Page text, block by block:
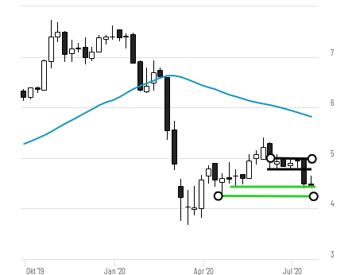
Okt '19 Jan '20 Apr '20 Jul '20
3
4
5
6
7